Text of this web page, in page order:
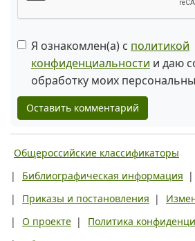
Я ознакомлен(а) с политикой
конфиденциальности и даю
обработку моих
Оставить комментарий
Общероссийские классификаторы
|
Библиографическая информация |
|
Приказы и постановления |
|
О проекте |
Политика